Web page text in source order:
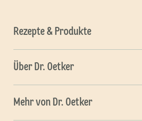
Rezepte & Produkte
Über Dr. Oetker
Mehr von Dr. Oetker